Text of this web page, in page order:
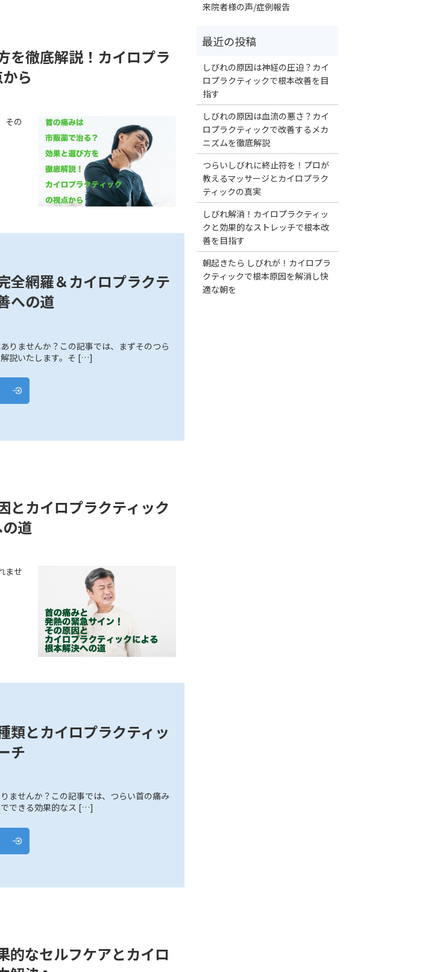
を徹底解説！カイロプラ
ら
その
全網羅＆カイロプラクテ
への道
りませんか？この記事では、まずそのつら
説いたします。そ […]
とカイロプラクティック
道
ませ
類とカイロプラクティッ
チ
ませんか？この記事では、つらい首の痛み
できる効果的なス […]
的なセルフケアとカイロ
来院者様の声/症例報告
しびれの原因は神経の圧迫？カイ
ロプラクティックで根本改善を目
指す
しびれの原因は血流の悪さ？カイ
ロプラクティックで改善するメカ
ニズムを徹底解説
つらいしびれに終止符を！プロが
教えるマッサージとカイロプラク
ティックの真実
しびれ解消！カイロプラクティッ
クと効果的なストレッチで根本改
善を目指す
朝起きたら しびれが！カイロプラ
クティックで根本原因を解消し快
適な朝を